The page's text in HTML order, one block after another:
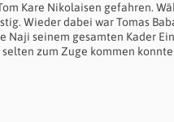
Kare Nikolaisen gefahren.
Wieder dabei war Tomas
seinem gesamten Kader
zum Zuge kommen